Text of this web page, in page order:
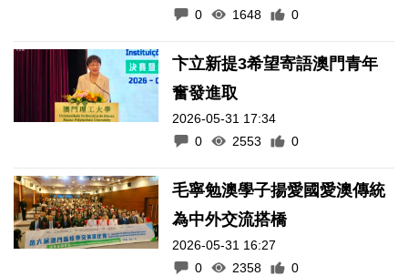
0
1648 0
卞立新提3希望寄語澳門青年
奮發進取
2026-05-31 17:34
0
2553 0
毛寧勉澳學子揚愛國愛澳傳統
為中外交流搭橋
2026-05-31 16:27
0
2358 0